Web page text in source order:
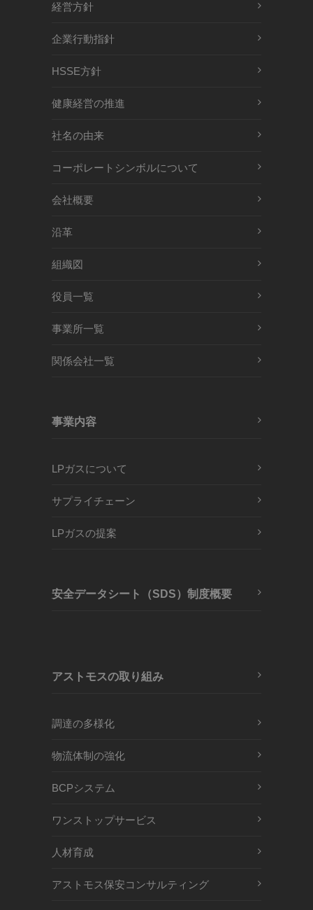
経営方針
企業行動指針
HSSE方針
健康経営の推進
社名の由来
コーポレートシンボルについて
会社概要
沿革
組織図
役員一覧
事業所一覧
関係会社一覧
事業内容
LPガスについて
サプライチェーン
LPガスの提案
安全データシート（SDS）制度概要
アストモスの取り組み
調達の多様化
物流体制の強化
BCPシステム
ワンストップサービス
人材育成
アストモス保安コンサルティング